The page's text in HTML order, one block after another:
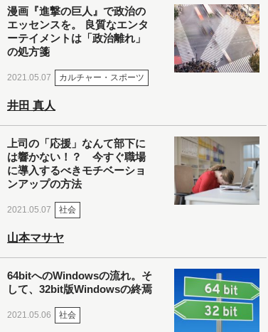
漫画『進撃の巨人』で政治の
エッセンスを。 良質なエンタ
ーテイメントは「政治離れ」
の処方箋
2021.05.07 カルチャー・スポーツ
井田 真人
上司の「応援」なんて部下に
は響かない！？ 今すぐ職場
に導入するべきモチベーショ
ンアップの方法
2021.05.07 社会
山本マサヤ
64bitへのWindowsの流れ。そ
して、32bit版Windowsの終焉
2021.05.06 社会